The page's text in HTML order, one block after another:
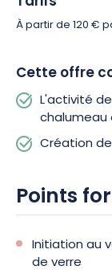
À partir de 120 €
Cette offre
L'activité
chalumeau
Création
Points
Initiation au
de verre